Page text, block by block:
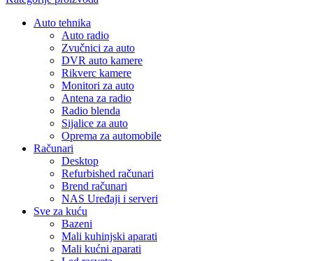
Auto tehnika
Auto radio
Zvučnici za auto
DVR auto kamere
Rikverc kamere
Monitori za auto
Antena za radio
Radio blenda
Sijalice za auto
Oprema za automobile
Računari
Desktop
Refurbished računari
Brend računari
NAS Uređaji i serveri
Sve za kuću
Bazeni
Mali kuhinjski aparati
Mali kućni aparati